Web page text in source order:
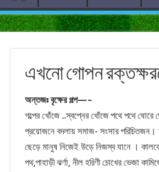
এখনো গোপন
অন্তজঃ বৃক্ষের গল্প—–
গল্পের খোঁজে ..স্বপ্নের খোঁজে পথে পথে
প্রয়োজনে বদলায় সমাজ- সংসার পরিচিতজন।
ছেড়ে মানুষ নিজেই উড়ে নিজস্ব যানে ।
পথ,পাহাড়ী ঝর্ণা, নীল হরিণী চোখের ভেজা